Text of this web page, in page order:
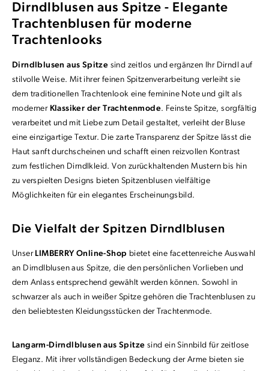
Dirndlblusen aus Spitze - Elegante
Trachtenblusen für moderne
Trachtenlooks
Dirndlblusen aus Spitze sind zeitlos und ergänzen Ihr Dirndl auf
stilvolle Weise. Mit ihrer feinen Spitzenverarbeitung verleiht sie
dem traditionellen Trachtenlook eine feminine Note und gilt als
moderner Klassiker der Trachtenmode. Feinste Spitze, sorgfältig
verarbeitet und mit Liebe zum Detail gestaltet, verleiht der Bluse
eine einzigartige Textur. Die zarte Transparenz der Spitze lässt die
Haut sanft durchscheinen und schafft einen reizvollen Kontrast
zum festlichen Dirndlkleid. Von zurückhaltenden Mustern bis hin
zu verspielten Designs bieten Spitzenblusen vielfältige
Möglichkeiten für ein elegantes Erscheinungsbild.
Die Vielfalt der Spitzen Dirndlblusen
Unser LIMBERRY Online-Shop bietet eine facettenreiche Auswahl
an Dirndlblusen aus Spitze, die den persönlichen Vorlieben und
dem Anlass entsprechend gewählt werden können. Sowohl in
schwarzer als auch in weißer Spitze gehören die Trachtenblusen zu
den beliebtesten Kleidungsstücken der Trachtenmode.
Langarm-Dirndlblusen aus Spitze sind ein Sinnbild für zeitlose
Eleganz. Mit ihrer vollständigen Bedeckung der Arme bieten sie